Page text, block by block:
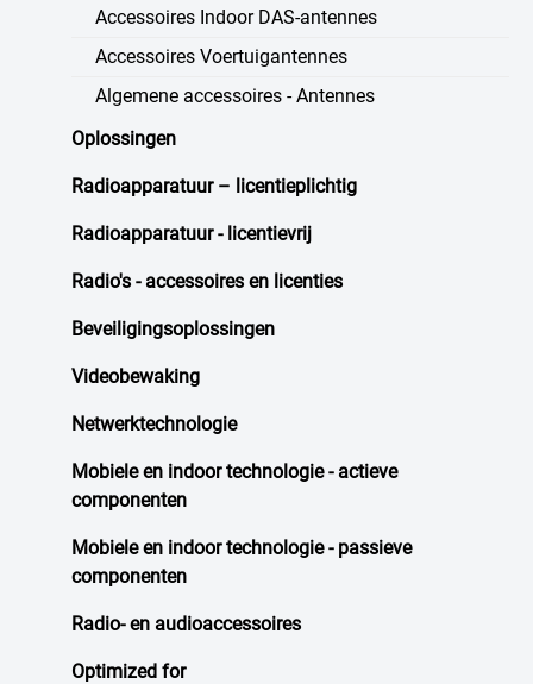
Accessoires Indoor DAS-antennes
Accessoires Voertuigantennes
Algemene accessoires - Antennes
Oplossingen
Radioapparatuur – licentieplichtig
Radioapparatuur - licentievrij
Radio's - accessoires en licenties
Beveiligingsoplossingen
Videobewaking
Netwerktechnologie
Mobiele en indoor technologie - actieve
componenten
Mobiele en indoor technologie - passieve
componenten
Radio- en audioaccessoires
Optimized for